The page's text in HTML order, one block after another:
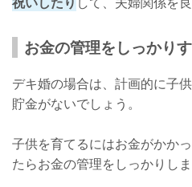
お金の管理をしっかり
デキ婚の場合は、計画的に子
貯金がないでしょう。
子供を育てるにはお金がかか
たらお金の管理をしっかりしま